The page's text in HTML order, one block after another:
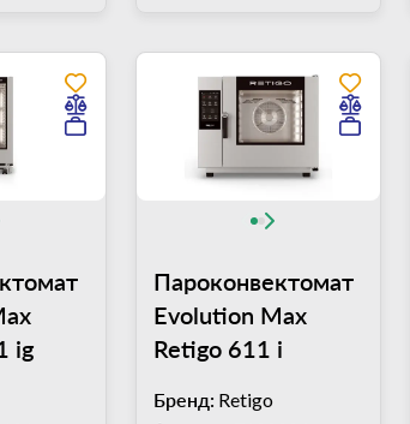
ig
Пароконвектомат
Evolution Max
Retigo 611 i
Бренд: Retigo